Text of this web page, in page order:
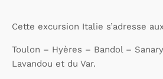
Cette excursion Italie s’adresse
Toulon – Hyères – Bandol –
Lavandou et du Var.